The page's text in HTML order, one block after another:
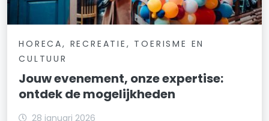
HORECA, RECREATIE, TOERISME EN
CULTUUR
Jouw evenement, onze expertise:
ontdek de mogelijkheden
28 januari 2026